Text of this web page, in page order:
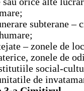
subterane –
– zonele de
zonele de
social-
de